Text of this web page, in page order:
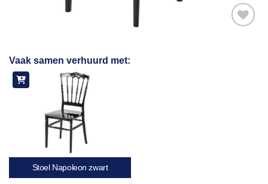
Vaak samen verhuurd met:
Stoel Napoleon zwart